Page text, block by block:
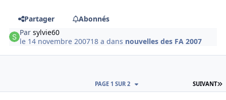
Partager
Abonnés
Parsylvie60
le 14 novembre 200718 a dans nouvelles des FA 2007
SUIVANT
PAGE 1 SUR 2